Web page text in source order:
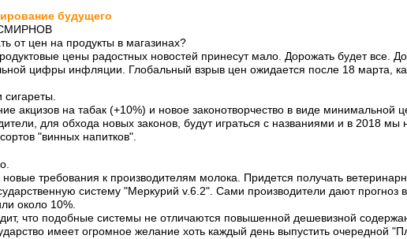
будущего
от цен на продукты в магазинах?
цены радостных новостей принесут мало. Дорожать будет все.
цифры инфляции. Глобальный взрыв цен ожидается после 18 марта,
сигареты.
акцизов на табак (+10%) и новое законотворчество в виде минимальной
для обхода новых законов, будут играться с названиями и в 2018
"винных напитков".
требования к производителям молока. Придется получать
систему "Меркурий v.6.2". Сами производители дают прогноз
около 10%.
что подобные системы не отличаются повышенной дешевизной
имеет огромное желание хоть каждый день выпустить очередной